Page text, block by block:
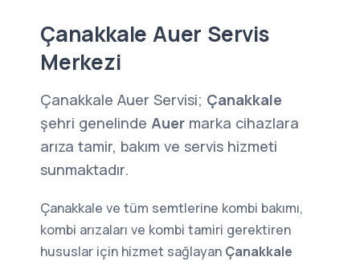
Çanakkale Auer Servis
Merkezi
Çanakkale Auer Servisi; Çanakkale
şehri genelinde Auer marka cihazlara
arıza tamir, bakım ve servis hizmeti
sunmaktadır.
Çanakkale ve tüm semtlerine kombi bakımı,
kombi arızaları ve kombi tamiri gerektiren
hususlar için hizmet sağlayan Çanakkale